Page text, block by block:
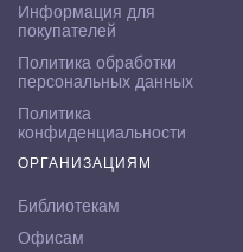
Информация для
покупателей
Политика обработки
персональных данных
Политика
конфиденциальности
ОРГАНИЗАЦИЯМ
Библиотекам
Офисам